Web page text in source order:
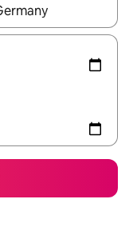
les flèches vers le